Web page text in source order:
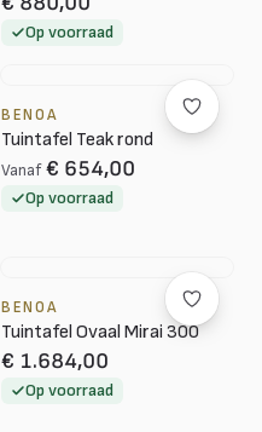
Op voorraad
BENOA
Tuintafel Teak rond
Vanaf € 654,00
Op voorraad
BENOA
Tuintafel Ovaal Mirai 300
€ 1.684,00
Op voorraad